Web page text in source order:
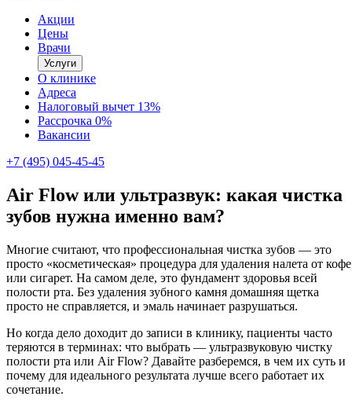
Акции
Цены
Врачи
Услуги
О клинике
Адреса
Налоговый вычет 13%
Рассрочка 0%
Вакансии
+7 (495) 045-45-45
Air Flow или ультразвук: какая чистка
зубов нужна именно вам?
Многие считают, что профессиональная чистка зубов — это
просто «косметическая» процедура для удаления налета от кофе
или сигарет. На самом деле, это фундамент здоровья всей
полости рта. Без удаления зубного камня домашняя щетка
просто не справляется, и эмаль начинает разрушаться.
Но когда дело доходит до записи в клинику, пациенты часто
теряются в терминах: что выбрать — ультразвуковую чистку
полости рта или Air Flow? Давайте разберемся, в чем их суть и
почему для идеального результата лучше всего работает их
сочетание.